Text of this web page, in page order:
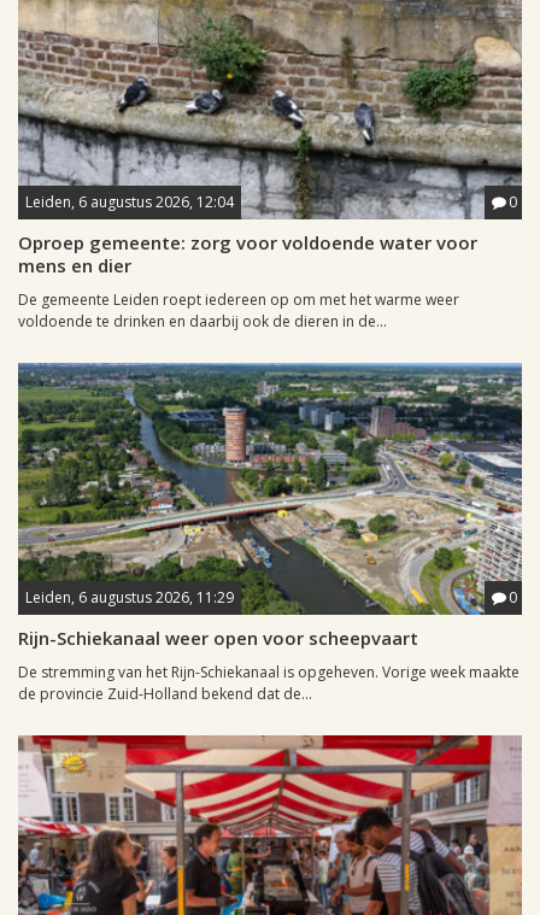
Leiden, 6 augustus 2026, 12:04 0
Oproep gemeente: zorg voor voldoende water voor
mens en dier
De gemeente Leiden roept iedereen op om met het warme weer
voldoende te drinken en daarbij ook de dieren in de...
Leiden, 6 augustus 2026, 11:29 0
Rijn-Schiekanaal weer open voor scheepvaart
De stremming van het Rijn-Schiekanaal is opgeheven. Vorige week maakte
de provincie Zuid-Holland bekend dat de...